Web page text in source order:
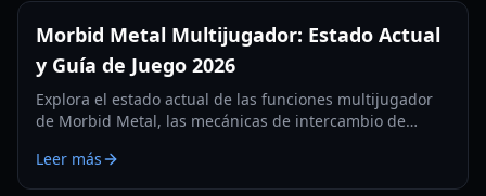
Morbid Metal Multijugador: Estado Actual
y Guía de Juego 2026
Explora el estado actual de las funciones multijugador
de Morbid Metal, las mecánicas de intercambio de
en esta guía completa.
Leer más